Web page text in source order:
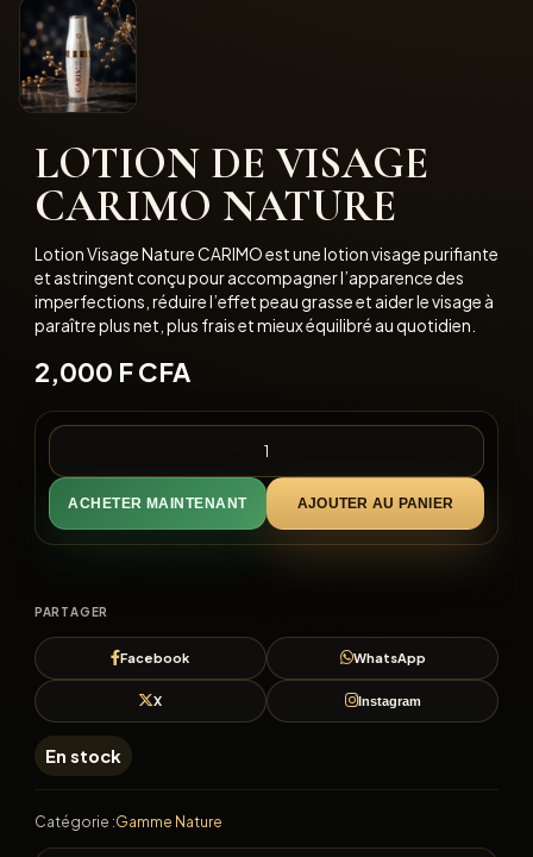
LOTION DE VISAGE
CARIMO NATURE
2,000 F CFA
Lotion Visage Nature CARIMO est une lotion visage purifiante
et astringent conçu pour accompagner l’apparence des
imperfections, réduire l’effet peau grasse et aider le visage à
paraître plus net, plus frais et mieux équilibré au quotidien.
AJOUTER AU PANIER
ACHETER MAINTENANT
PARTAGER
Facebook WhatsApp
X Instagram
En stock
Catégorie :Gamme Nature